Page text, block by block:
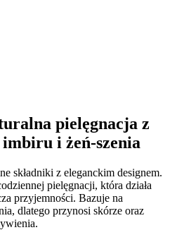
pielęgnacja z
i żeń-szenia
składniki z eleganckim designem.
pielęgnacji, która działa
przyjemności. Bazuje na
dlatego przynosi skórze oraz